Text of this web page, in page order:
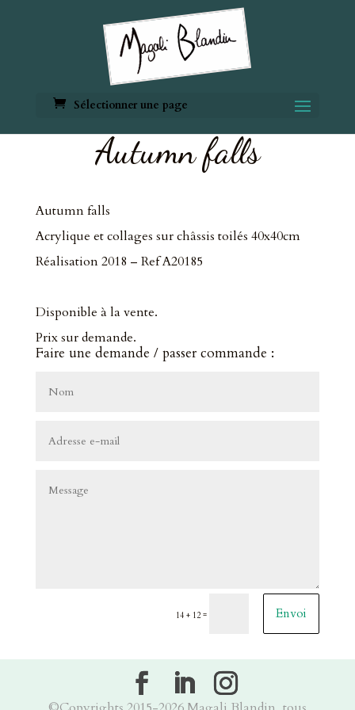
Sélectionner une page
Autumn falls
Autumn falls
Acrylique et collages sur châssis toilés 40x40cm
Réalisation 2018 – Ref A20185
Disponible à la vente.
Prix sur demande.
Faire une demande / passer commande :
14 + 12 = Envoi